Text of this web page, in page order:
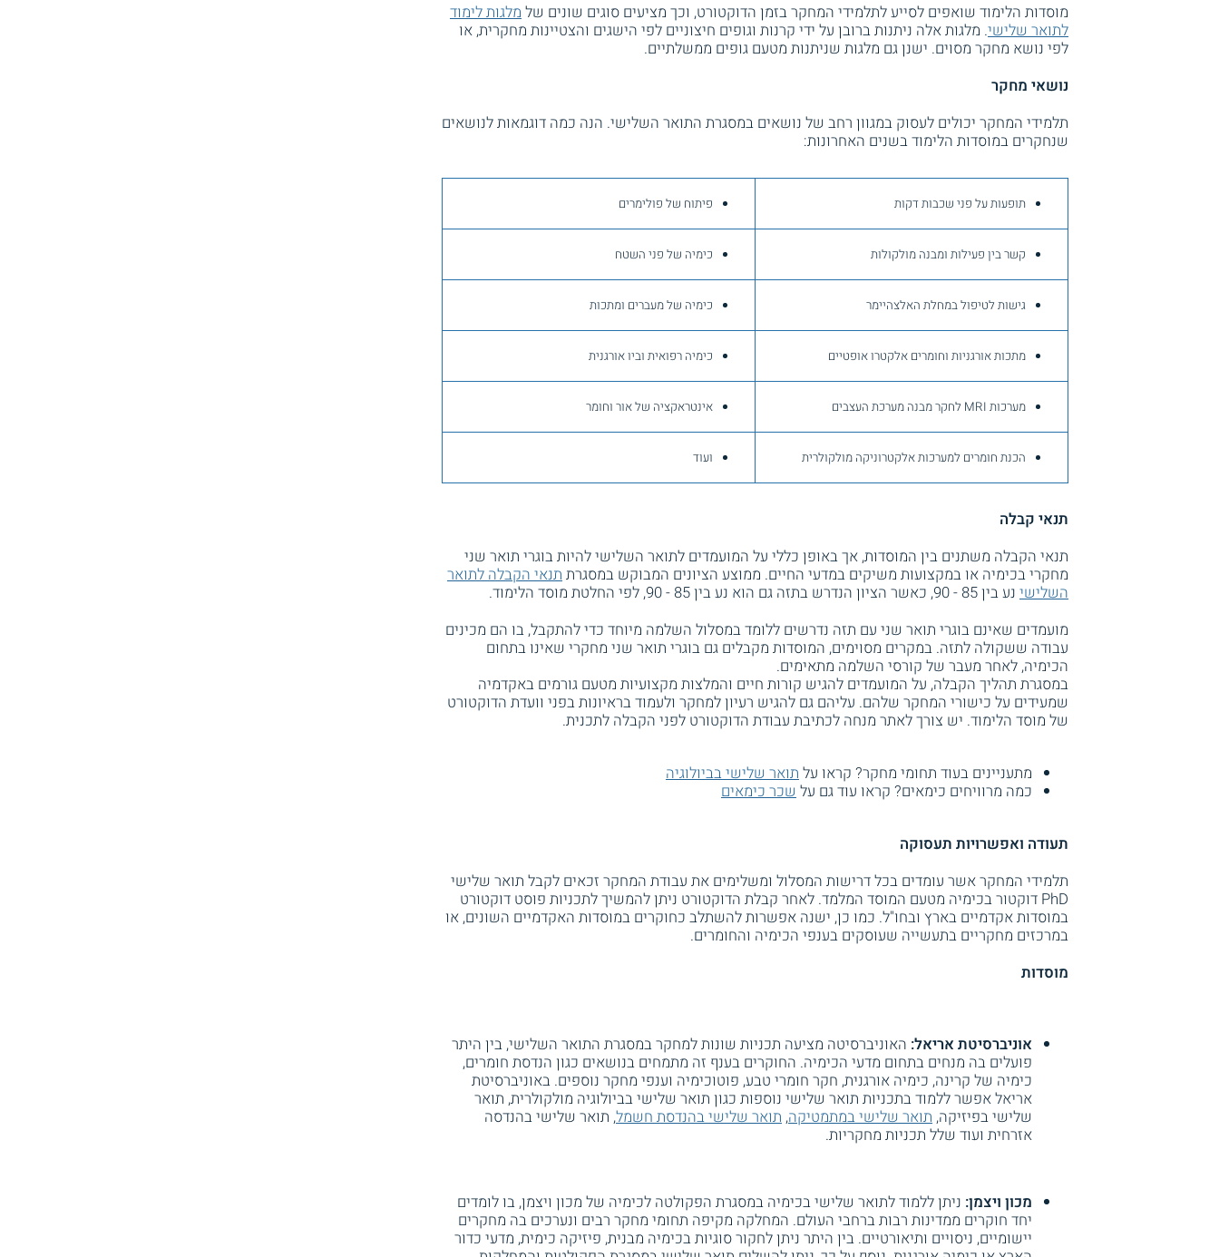
מוסדות הלימוד שואפים לסייע לתלמידי המחקר בזמן הדוקטורט, וכך מציעים סוגים שונים שלמלגות לימוד
לתואר שלישי. מלגות אלה ניתנות ברובן על ידי קרנות וגופים חיצוניים לפי הישגים והצטיינות מחקרית, או
לפי נושא מחקר מסוים. ישנן גם מלגות שניתנות מטעם גופים ממשלתיים.
נושאי מחקר
תלמידי המחקר יכולים לעסוק במגוון רחב של נושאים במסגרת התואר השלישי. הנה כמה דוגמאות לנושאים
שנחקרים במוסדות הלימוד בשנים האחרונות:
תופעות על פני שכבות דקות פיתוח של פולימרים
קשר בין פעילות ומבנה מולקולות כימיה של פני השטח
גישות לטיפול במחלת האלצהיימר כימיה של מעברים ומתכות
מתכות אורגניות וחומרים אלקטרו אופטיים כימיה רפואית וביו אורגנית
מערכות MRI לחקר מבנה מערכת העצבים אינטראקציה של אור וחומר
הכנת חומרים למערכות אלקטרוניקה מולקולרית ועוד
תנאי קבלה
תנאי הקבלה משתנים בין המוסדות, אך באופן כללי על המועמדים לתואר השלישי להיות בוגרי תואר שני
מחקרי בכימיה או במקצועות משיקים במדעי החיים. ממוצע הציונים המבוקש במסגרתתנאי הקבלה לתואר
השלישי נע בין 85 - 90, כאשר הציון הנדרש בתזה גם הוא נע בין 85 - 90, לפי החלטת מוסד הלימוד.
מועמדים שאינם בוגרי תואר שני עם תזה נדרשים ללומד במסלול השלמה מיוחד כדי להתקבל, בו הם מכינים
עבודה ששקולה לתזה. במקרים מסוימים, המוסדות מקבלים גם בוגרי תואר שני מחקרי שאינו בתחום
הכימיה, לאחר מעבר של קורסי השלמה מתאימים.
במסגרת תהליך הקבלה, על המועמדים להגיש קורות חיים והמלצות מקצועיות מטעם גורמים באקדמיה
שמעידים על כישורי המחקר שלהם. עליהם גם להגיש רעיון למחקר ולעמוד בראיונות בפני וועדת הדוקטורט
של מוסד הלימוד. יש צורך לאתר מנחה לכתיבת עבודת הדוקטורט לפני הקבלה לתכנית.
מתעניינים בעוד תחומי מחקר? קראו עלתואר שלישי בביולוגיה
כמה מרוויחים כימאים? קראו עוד גם עלשכר כימאים
תעודה ואפשרויות תעסוקה
תלמידי המחקר אשר עומדים בכל דרישות המסלול ומשלימים את עבודת המחקר זכאים לקבל תואר שלישי
PhD דוקטור בכימיה מטעם המוסד המלמד. לאחר קבלת הדוקטורט ניתן להמשיך לתכניות פוסט דוקטורט
במוסדות אקדמיים בארץ ובחו"ל. כמו כן, ישנה אפשרות להשתלב כחוקרים במוסדות האקדמיים השונים, או
במרכזים מחקריים בתעשייה שעוסקים בענפי הכימיה והחומרים.
מוסדות
אוניברסיטת אריאל: האוניברסיטה מציעה תכניות שונות למחקר במסגרת התואר השלישי, בין היתר
פועלים בה מנחים בתחום מדעי הכימיה. החוקרים בענף זה מתמחים בנושאים כגון הנדסת חומרים,
כימיה של קרינה, כימיה אורגנית, חקר חומרי טבע, פוטוכימיה וענפי מחקר נוספים. באוניברסיטת
אריאל אפשר ללמוד בתכניות תואר שלישי נוספות כגון תואר שלישי בביולוגיה מולקולרית, תואר
שלישי בפיזיקה, תואר שלישי במתמטיקה, תואר שלישי בהנדסת חשמל, תואר שלישי בהנדסה
אזרחית ועוד שלל תכניות מחקריות.
מכון ויצמן: ניתן ללמוד לתואר שלישי בכימיה במסגרת הפקולטה לכימיה של מכון ויצמן, בו לומדים
יחד חוקרים ממדינות רבות ברחבי העולם. המחלקה מקיפה תחומי מחקר רבים ונערכים בה מחקרים
יישומיים, ניסויים ותיאורטיים. בין היתר ניתן לחקור סוגיות בכימיה מבנית, פיזיקה כימית, מדעי כדור